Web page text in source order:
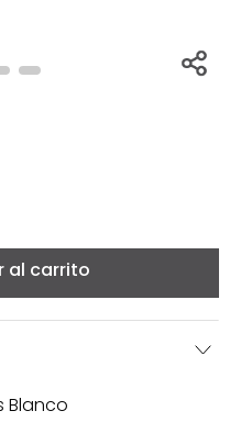
al carrito
Blanco